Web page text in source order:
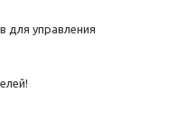
для управления